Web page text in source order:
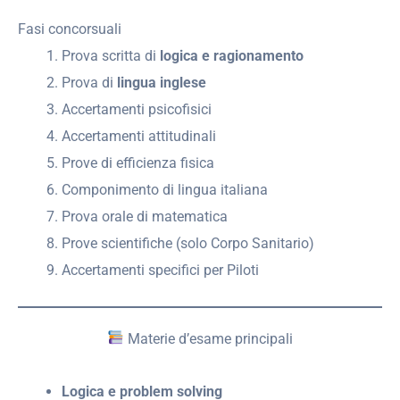
Fasi concorsuali
Prova scritta di logica e ragionamento
Prova di lingua inglese
Accertamenti psicofisici
Accertamenti attitudinali
Prove di efficienza fisica
Componimento di lingua italiana
Prova orale di matematica
Prove scientifiche (solo Corpo Sanitario)
Accertamenti specifici per Piloti
Materie d’esame principali
Logica e problem solving